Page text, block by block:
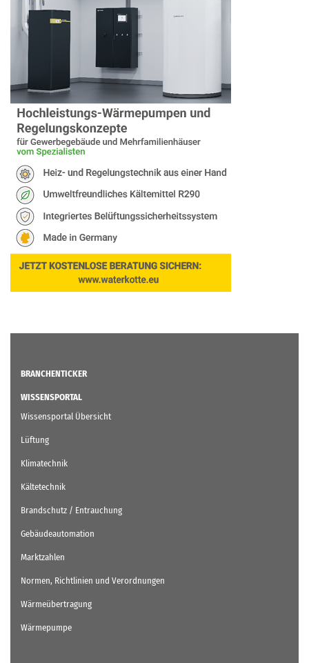
BRANCHENTICKER
WISSENSPORTAL
Wissensportal Übersicht
Lüftung
Klimatechnik
Kältetechnik
Brandschutz / Entrauchung
Gebäudeautomation
Marktzahlen
Normen, Richtlinien und Verordnungen
Wärmeübertragung
Wärmepumpe